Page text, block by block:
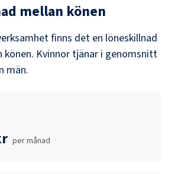
mellan könen
finns det en löneskillnad
könen. Kvinnor tjänar i genomsnitt
män.
per månad